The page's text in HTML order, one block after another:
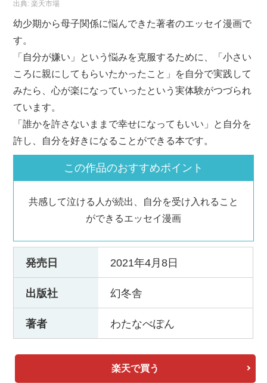
出典:楽天市場
幼少期から母子関係に悩んできた著者のエッセイ漫画で
す。
「自分が嫌い」という悩みを克服するために、「小さい
ころに親にしてもらいたかったこと」を自分で実践して
みたら、心が楽になっていったという実体験がつづられ
ています。
「誰かを許さないままで幸せになってもいい」と自分を
許し、自分を好きになることができる本です。
この作品のおすすめポイント
共感して泣ける人が続出、自分を受け入れること
ができるエッセイ漫画
発売日 2021年4月8日
出版社 幻冬舎
著者 わたなべぽん
楽天で買う